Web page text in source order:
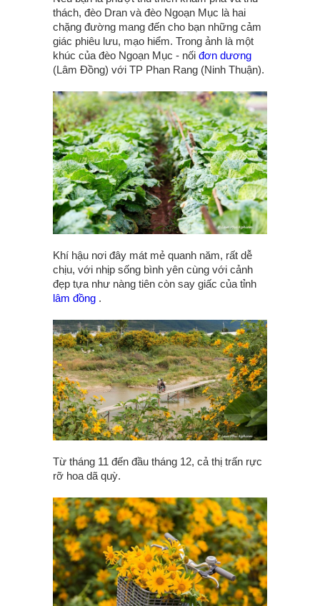
thách, đèo Dran và đèo Ngoạn Mục là hai
chặng đường mang đến cho bạn những cảm
giác phiêu lưu, mạo hiểm. Trong ảnh là một
khúc của đèo Ngoạn Mục - nối đơn dương
(Lâm Đồng) với TP Phan Rang (Ninh Thuận).
Khí hậu nơi đây mát mẻ quanh năm, rất dễ
chịu, với nhịp sống bình yên cùng với cảnh
đẹp tựa như nàng tiên còn say giấc của tỉnh
lâm đồng .
Từ tháng 11 đến đầu tháng 12, cả thị trấn rực
rỡ hoa dã quỳ.